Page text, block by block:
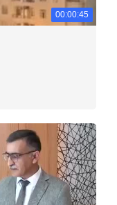
00:00:45